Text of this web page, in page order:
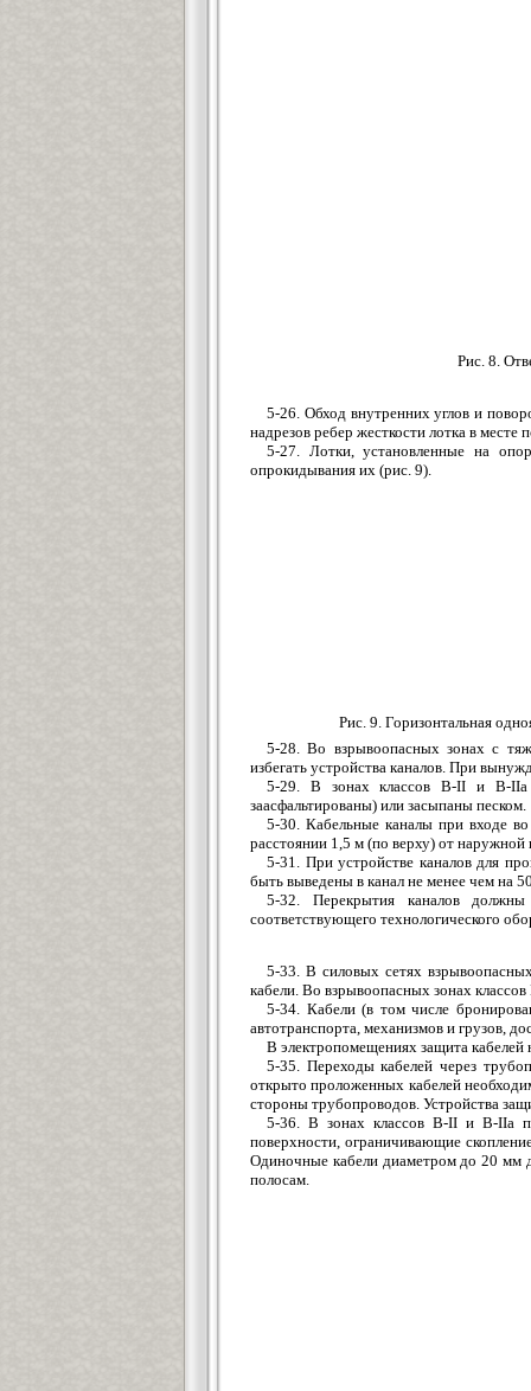
Рис. 8.
5-26. Обход внутренних углов и
надрезов ребер жесткости лотка в месте
5-27. Лотки, установленные на
опрокидывания их (рис. 9).
Рис. 9. Горизонтальная
5-28. Во взрывоопасных зонах с
избегать устройства каналов. При
5-29. В зонах классов В-II и В-IIа
заасфальтированы) или засыпаны песком.
5-30. Кабельные каналы при входе
расстоянии 1,5 м (по верху) от
5-31. При устройстве каналов для
быть выведены в канал не менее чем на
5-32. Перекрытия каналов
соответствующего технологического
5-33. В силовых сетях
кабели. Во взрывоопасных зонах
5-34. Кабели (в том числе
автотранспорта, механизмов и грузов,
В электропомещениях защита кабелей
5-35. Переходы кабелей через
открыто проложенных кабелей
стороны трубопроводов. Устройства
5-36. В зонах классов В-II и В-IIа
поверхности, ограничивающие
Одиночные кабели диаметром до 20 мм
полосам.